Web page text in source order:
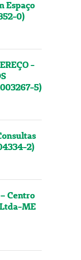
Espaço
0)
-
5)
2)
Centro
ME